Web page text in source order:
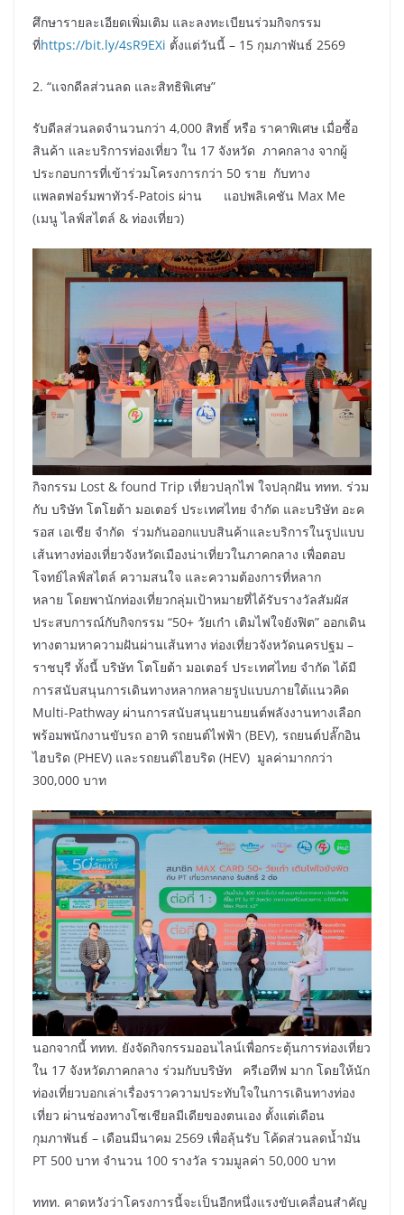
​ศึกษารายละเอียดเพิ่มเติม และลงทะเบียนร่วมกิจกรรม
ที่https://bit.ly/4sR9EXi ตั้งแต่วันนี้ – 15 กุมภาพันธ์ 2569
2. “แจกดีลส่วนลด และสิทธิพิเศษ”
รับดีลส่วนลดจำนวนกว่า 4,000 สิทธิ์ หรือ ราคาพิเศษ เมื่อซื้อ
สินค้า และบริการท่องเที่ยว ใน 17 จังหวัด ภาคกลาง จากผู้
ประกอบการที่เข้าร่วมโครงการกว่า 50 ราย กับทาง
แพลตฟอร์มพาทัวร์-Patois ผ่าน แอปพลิเคชัน Max Me
(เมนู ไลฟ์สไตล์ & ท่องเที่ยว)
กิจกรรม Lost & found Trip เที่ยวปลุกไฟ ใจปลุกฝัน ททท. ร่วม
กับ บริษัท โตโยต้า มอเตอร์ ประเทศไทย จำกัด และบริษัท อะค
รอส เอเชีย จำกัด ร่วมกันออกแบบสินค้าและบริการในรูปแบบ
เส้นทางท่องเที่ยวจังหวัดเมืองน่าเที่ยวในภาคกลาง เพื่อตอบ
โจทย์ไลฟ์สไตล์ ความสนใจ และความต้องการที่หลาก
หลาย โดยพานักท่องเที่ยวกลุ่มเป้าหมายที่ได้รับรางวัลสัมผัส
ประสบการณ์กับกิจกรรม “50+ วัยเก๋า เติมไฟใจยังฟิต” ออกเดิน
ทางตามหาความฝันผ่านเส้นทาง ท่องเที่ยวจังหวัดนครปฐม –
ราชบุรี ทั้งนี้ บริษัท โตโยต้า มอเตอร์ ประเทศไทย จำกัด ได้มี
การสนับสนุนการเดินทางหลากหลายรูปแบบภายใต้แนวคิด
Multi-Pathway ผ่านการสนับสนุนยานยนต์พลังงานทางเลือก
พร้อมพนักงานขับรถ อาทิ รถยนต์ไฟฟ้า (BEV), รถยนต์ปลั๊กอิน
ไฮบริด (PHEV) และรถยนต์ไฮบริด (HEV) มูลค่ามากกว่า
300,000 บาท
นอกจากนี้ ททท. ยังจัดกิจกรรมออนไลน์เพื่อกระตุ้นการท่องเที่ยว
ใน 17 จังหวัดภาคกลาง ร่วมกับบริษัท ครีเอทีฟ มาก โดยให้นัก
ท่องเที่ยวบอกเล่าเรื่องราวความประทับใจในการเดินทางท่อง
เที่ยว ผ่านช่องทางโซเชียลมีเดียของตนเอง ตั้งแต่เดือน
กุมภาพันธ์ – เดือนมีนาคม 2569 เพื่อลุ้นรับ โค้ดส่วนลดน้ำมัน
PT 500 บาท จำนวน 100 รางวัล รวมมูลค่า 50,000 บาท
ททท. คาดหวังว่าโครงการนี้จะเป็นอีกหนึ่งแรงขับเคลื่อนสำคัญ